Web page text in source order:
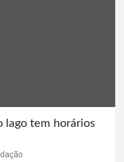
lago tem horários